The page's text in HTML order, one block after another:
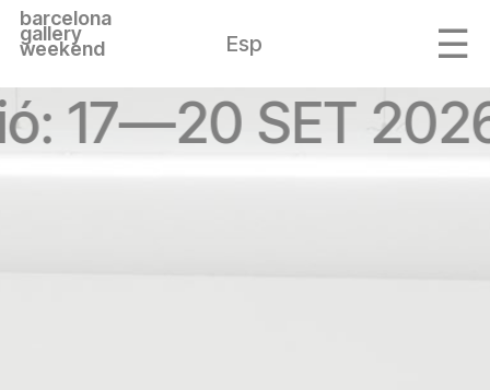
barcelona
gallery
weekend Esp
17—20 SET